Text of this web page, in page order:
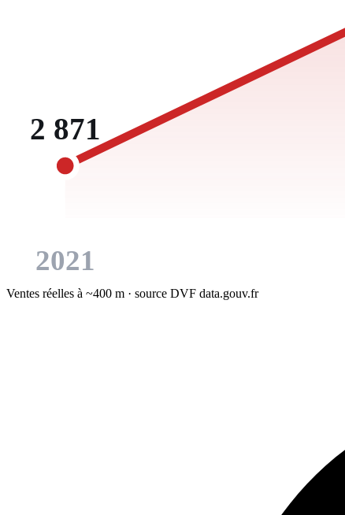
2 871
2021
Ventes réelles à ~400 m · source DVF data.gouv.fr